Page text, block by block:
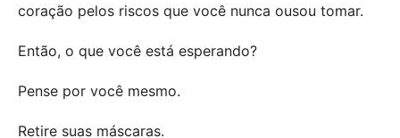
coração pelos riscos que você nunca ousou tomar.
Então, o que você está esperando?
Pense por você mesmo.
Retire suas máscaras.